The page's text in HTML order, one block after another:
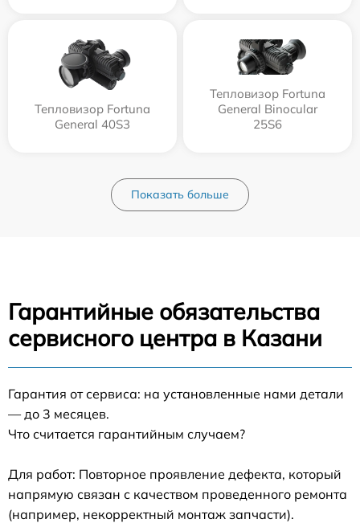
Тепловизор Fortuna
General 40S3
Тепловизор Fortuna
General Binocular
25S6
Показать больше
Гарантийные обязательства
сервисного центра в Казани
Гарантия от сервиса: на установленные нами детали
— до 3 месяцев.
Что считается гарантийным случаем?
Для работ: Повторное проявление дефекта, который
напрямую связан с качеством проведенного ремонта
(например, некорректный монтаж запчасти).